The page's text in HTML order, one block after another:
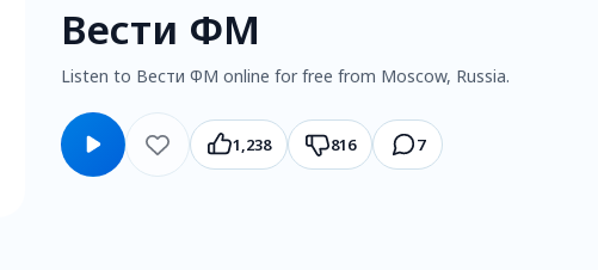
Вести ФМ
Listen to Вести ФМ online for free from Moscow, Russia.
1,238 816 7